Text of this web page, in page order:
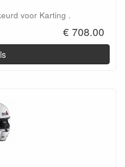
voor Karting .
€ 708.00